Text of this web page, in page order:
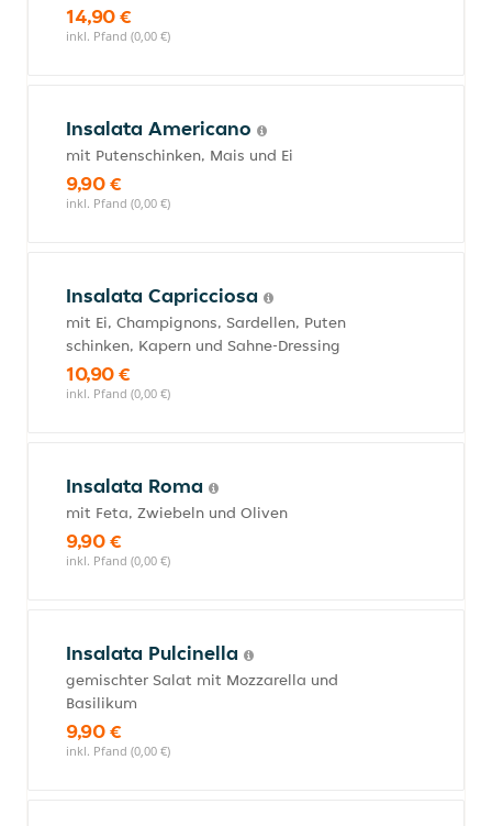
14,90 €
inkl. Pfand (0,00 €)
Insalata Americano
mit Putenschinken, Mais und Ei
9,90 €
inkl. Pfand (0,00 €)
Insalata Capricciosa
mit Ei, Champignons, Sardellen, Puten
schinken, Kapern und Sahne-Dressing
10,90 €
inkl. Pfand (0,00 €)
Insalata Roma
mit Feta, Zwiebeln und Oliven
9,90 €
inkl. Pfand (0,00 €)
Insalata Pulcinella
gemischter Salat mit Mozzarella und
Basilikum
9,90 €
inkl. Pfand (0,00 €)